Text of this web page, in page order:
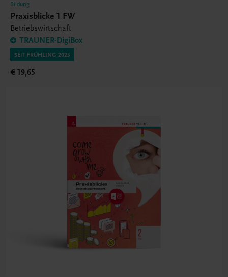
Bildung
Praxisblicke 1 FW
Betriebswirtschaft
TRAUNER-DigiBox
SEIT FRÜHLING 2023
€ 19,65